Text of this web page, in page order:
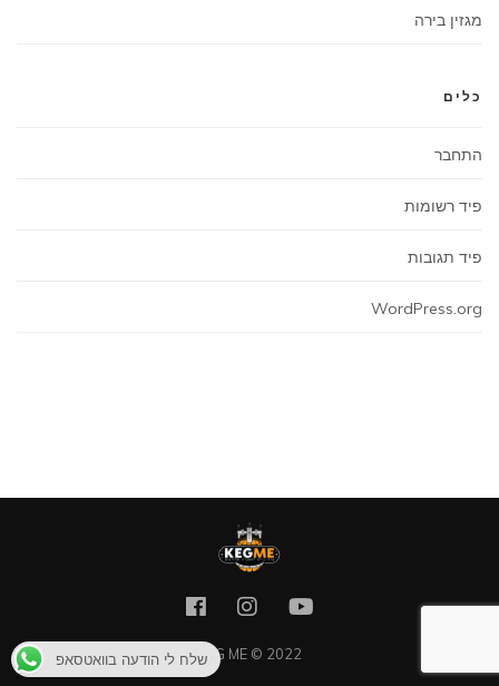
מגזין בירה
כלים
התחבר
פיד רשומות
פיד תגובות
WordPress.org
KEG ME © 2022שלח לי הודעה בוואטסאפ